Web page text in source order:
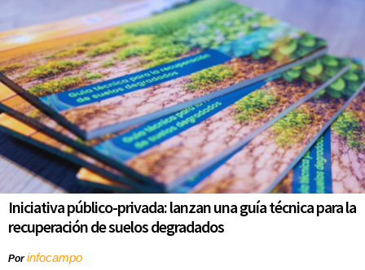
Iniciativa público-privada: lanzan una guía técnica para la
recuperación de suelos degradados
Porinfocampo